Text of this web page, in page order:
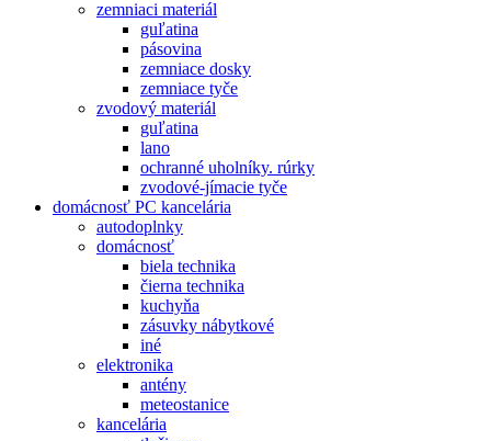
zemniaci materiál
guľatina
pásovina
zemniace dosky
zemniace tyče
zvodový materiál
guľatina
lano
ochranné uholníky. rúrky
zvodové-jímacie tyče
domácnosť PC kancelária
autodoplnky
domácnosť
biela technika
čierna technika
kuchyňa
zásuvky nábytkové
iné
elektronika
antény
meteostanice
kancelária